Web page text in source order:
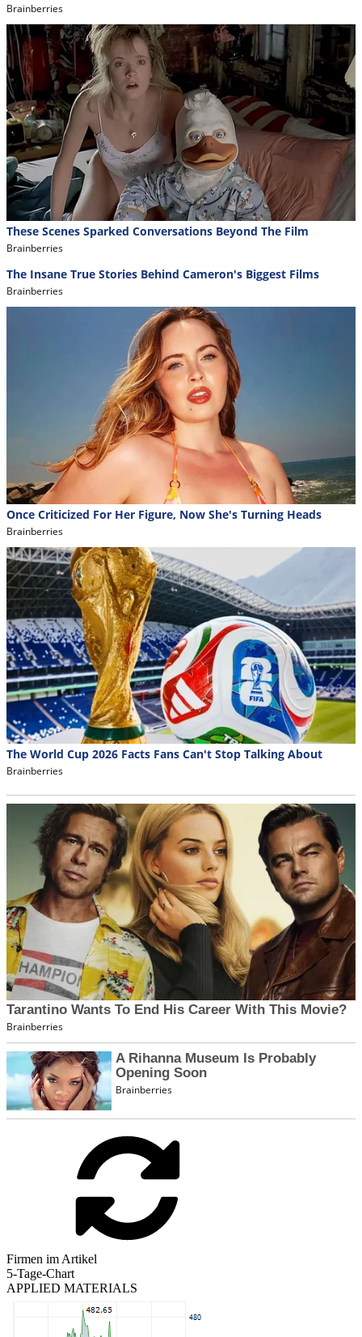
Firmen im Artikel
5-Tage-Chart
APPLIED MATERIALS